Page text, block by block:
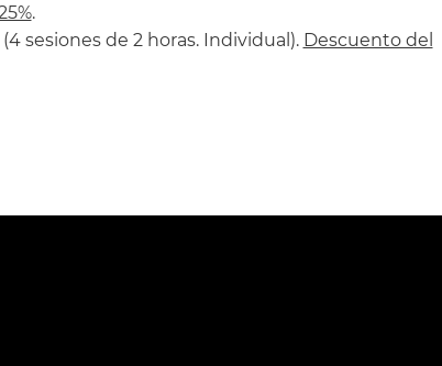
.
sesiones de 2 horas. Individual). Descuento del